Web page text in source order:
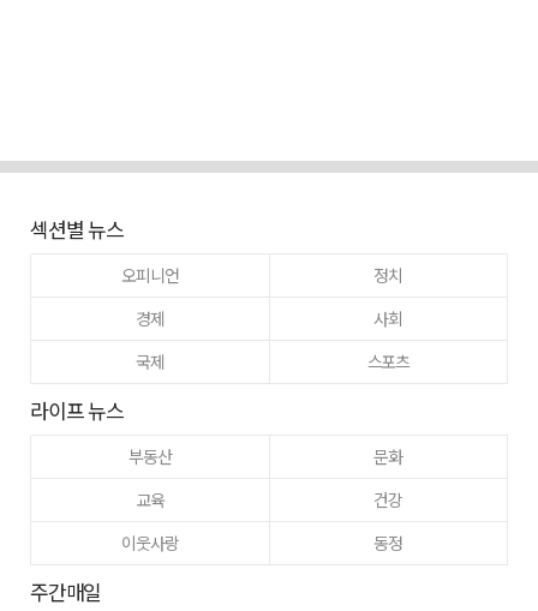
섹션별 뉴스
오피니언
정치
경제
사회
국제
스포츠
라이프 뉴스
부동산
문화
교육
건강
이웃사랑
동정
주간매일